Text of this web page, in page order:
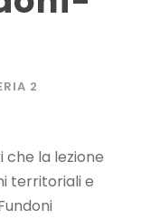
2
che la lezione
territoriali e